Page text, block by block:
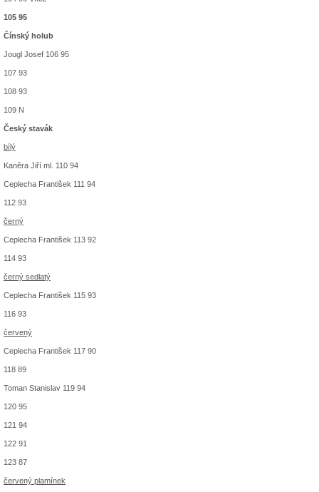
105 95
Čínský holub
Jougl Josef 106 95
107 93
108 93
109 N
Český stavák
bílý
Kaněra Jiří ml. 110 94
Ceplecha František 111 94
112 93
černý
Ceplecha František 113 92
114 93
černý sedlatý
Ceplecha František 115 93
116 93
červený
Ceplecha František 117 90
118 89
Toman Stanislav 119 94
120 95
121 94
122 91
123 87
červený plamínek